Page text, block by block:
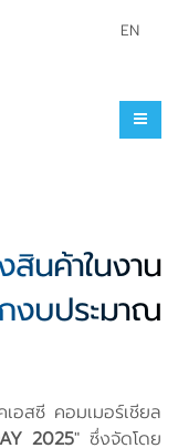
EN
นค้าในงาน
บประมาณ
อสซี คอมเมอร์เชียล
2025" ซึ่งจัดโดย